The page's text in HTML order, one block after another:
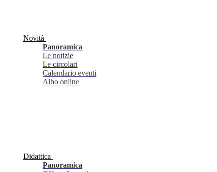
Novità
Panoramica
Le notizie
Le circolari
Calendario eventi
Albo online
Didattica
Panoramica